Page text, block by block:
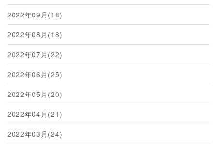
2022年09月(18)
2022年08月(18)
2022年07月(22)
2022年06月(25)
2022年05月(20)
2022年04月(21)
2022年03月(24)